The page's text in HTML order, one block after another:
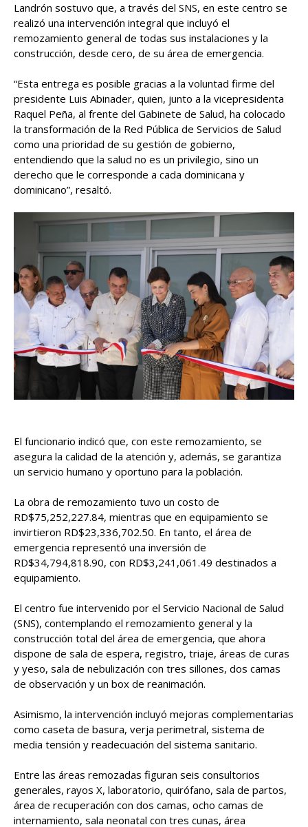
Landrón sostuvo que, a través del SNS, en este centro se
realizó una intervención integral que incluyó el
remozamiento general de todas sus instalaciones y la
construcción, desde cero, de su área de emergencia.
“Esta entrega es posible gracias a la voluntad firme del
presidente Luis Abinader, quien, junto a la vicepresidenta
Raquel Peña, al frente del Gabinete de Salud, ha colocado
la transformación de la Red Pública de Servicios de Salud
como una prioridad de su gestión de gobierno,
entendiendo que la salud no es un privilegio, sino un
derecho que le corresponde a cada dominicana y
dominicano”, resaltó.
El funcionario indicó que, con este remozamiento, se
asegura la calidad de la atención y, además, se garantiza
un servicio humano y oportuno para la población.
La obra de remozamiento tuvo un costo de
RD$75,252,227.84, mientras que en equipamiento se
invirtieron RD$23,336,702.50. En tanto, el área de
emergencia representó una inversión de
RD$34,794,818.90, con RD$3,241,061.49 destinados a
equipamiento.
El centro fue intervenido por el Servicio Nacional de Salud
(SNS), contemplando el remozamiento general y la
construcción total del área de emergencia, que ahora
dispone de sala de espera, registro, triaje, áreas de curas
y yeso, sala de nebulización con tres sillones, dos camas
de observación y un box de reanimación.
Asimismo, la intervención incluyó mejoras complementarias
como caseta de basura, verja perimetral, sistema de
media tensión y readecuación del sistema sanitario.
Entre las áreas remozadas figuran seis consultorios
generales, rayos X, laboratorio, quirófano, sala de partos,
área de recuperación con dos camas, ocho camas de
internamiento, sala neonatal con tres cunas, área